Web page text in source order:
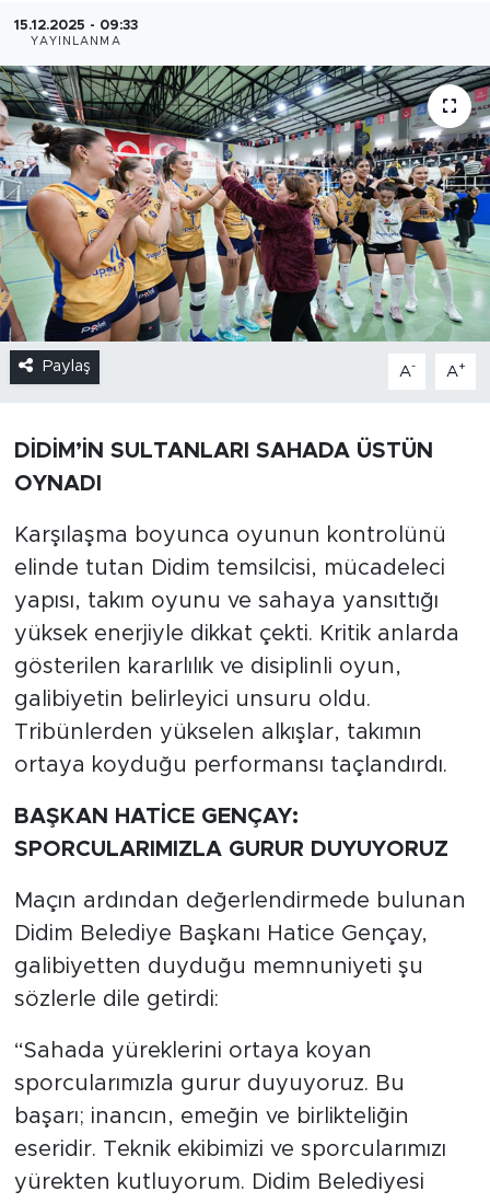
15.12.2025 - 09:33
YAYINLANMA
Paylaş A- A+
DİDİM’İN SULTANLARI SAHADA ÜSTÜN
OYNADI
Karşılaşma boyunca oyunun kontrolünü
elinde tutan Didim temsilcisi, mücadeleci
yapısı, takım oyunu ve sahaya yansıttığı
yüksek enerjiyle dikkat çekti. Kritik anlarda
gösterilen kararlılık ve disiplinli oyun,
galibiyetin belirleyici unsuru oldu.
Tribünlerden yükselen alkışlar, takımın
ortaya koyduğu performansı taçlandırdı.
BAŞKAN HATİCE GENÇAY:
SPORCULARIMIZLA GURUR DUYUYORUZ
Maçın ardından değerlendirmede bulunan
Didim Belediye Başkanı Hatice Gençay,
galibiyetten duyduğu memnuniyeti şu
sözlerle dile getirdi:
“Sahada yüreklerini ortaya koyan
sporcularımızla gurur duyuyoruz. Bu
başarı; inancın, emeğin ve birlikteliğin
eseridir. Teknik ekibimizi ve sporcularımızı
yürekten kutluyorum. Didim Belediyesi